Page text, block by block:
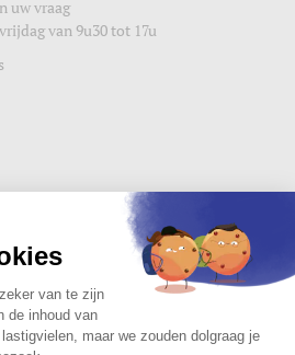
uw vraag
van 9u30 tot 17u
edisac community